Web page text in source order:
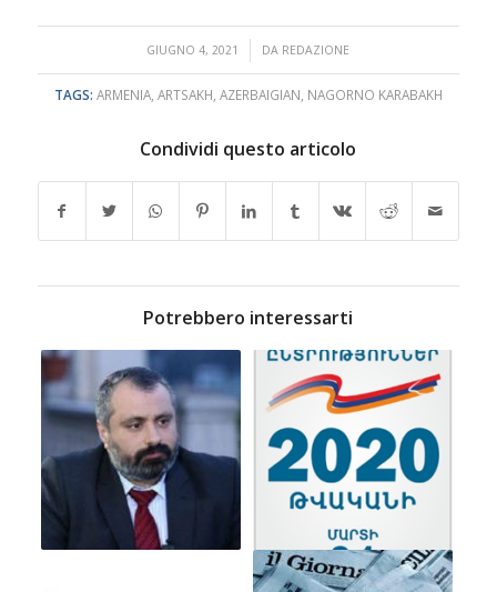
GIUGNO 4, 2021
/ DA REDAZIONE
TAGS: ARMENIA, ARTSAKH AZERBAIGIAN NAGORNO KARABAKH
Condividi questo articolo
Potrebbero interessarti